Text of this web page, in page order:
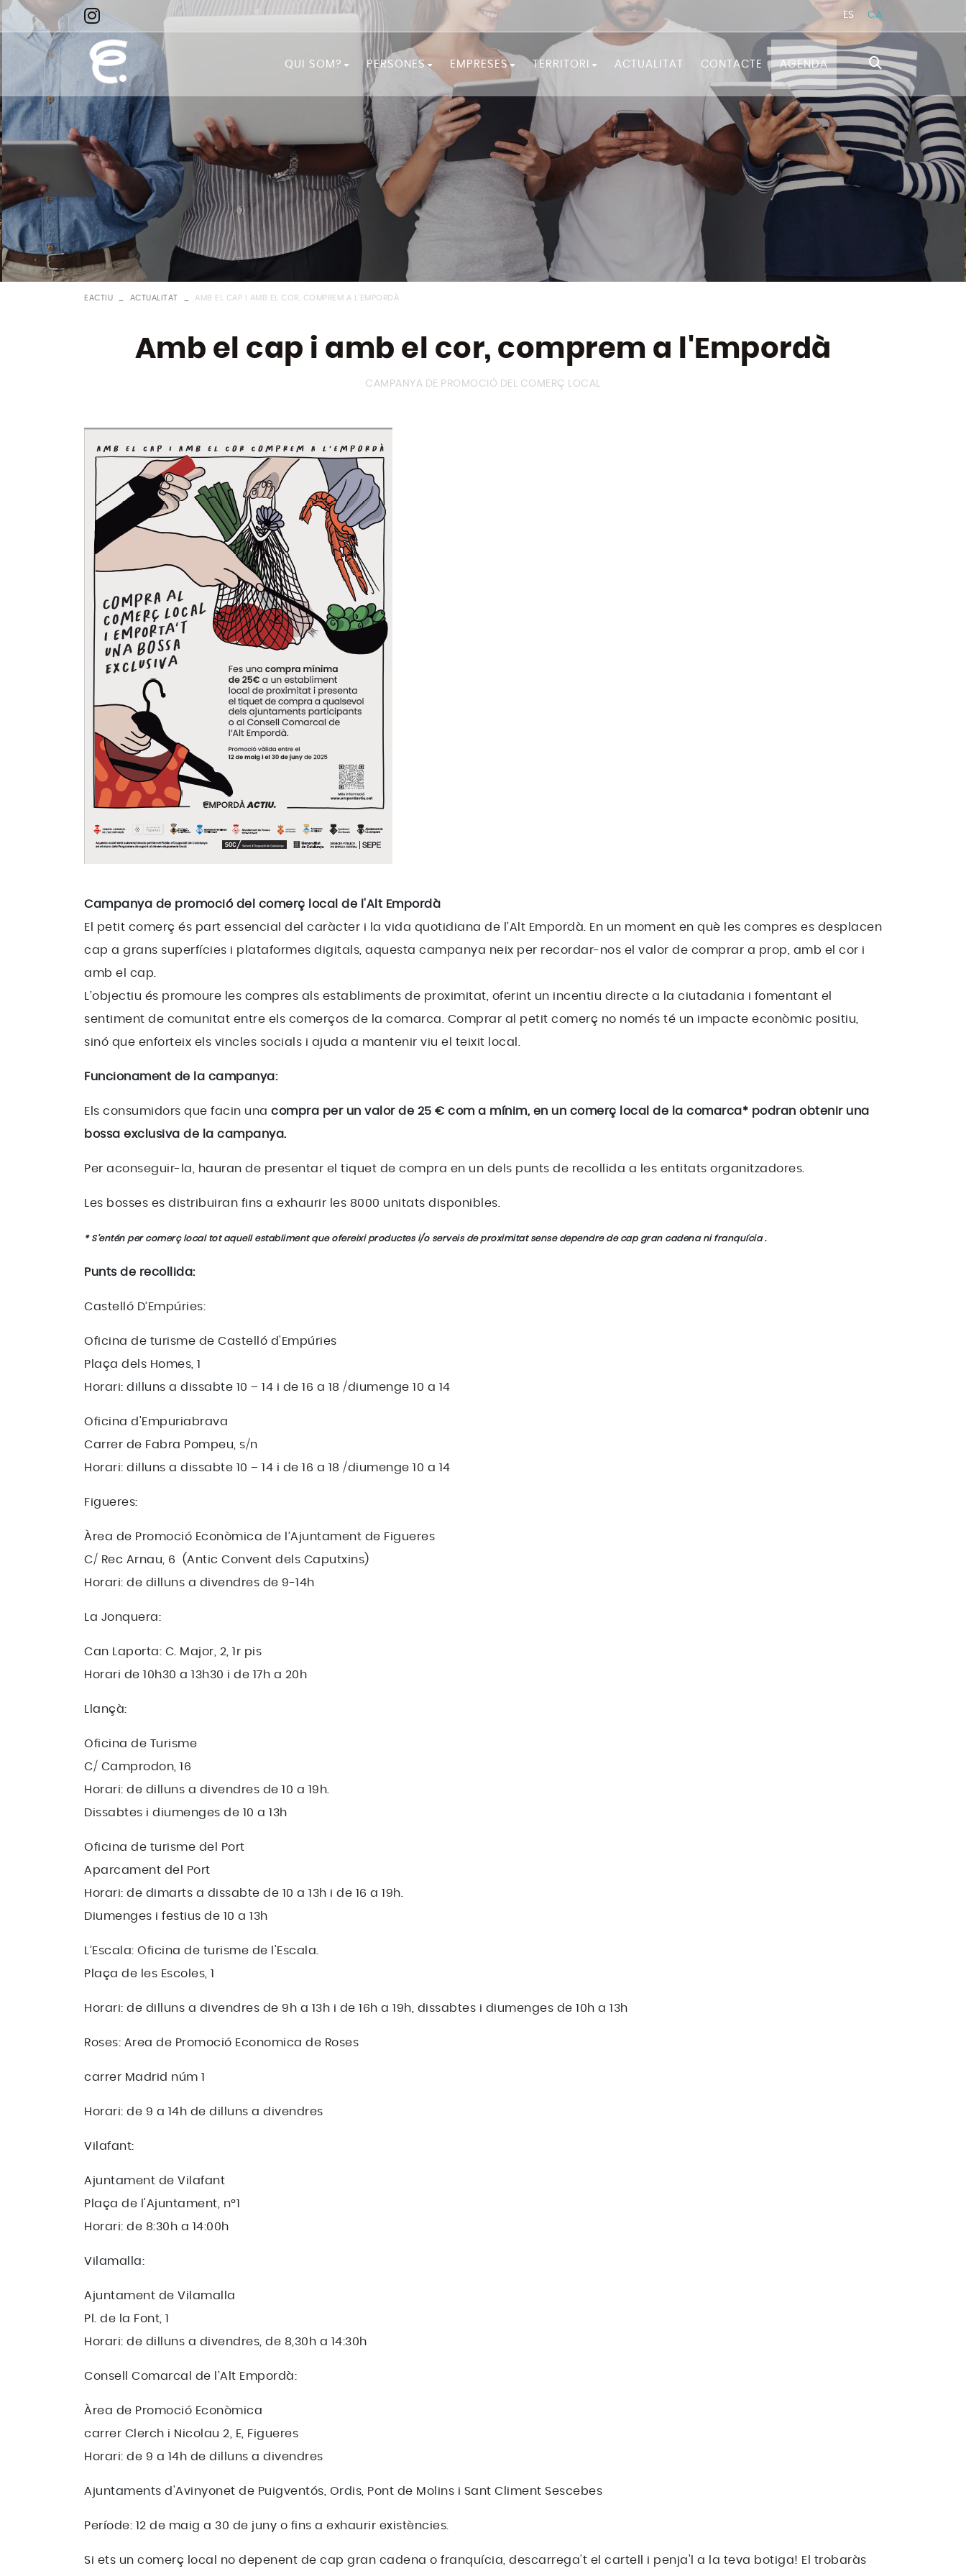
ES CA
QUI SOM?
Missió
PERSONES
FORMA'T!
NECESSITES ORIENTACIÓ?
BUSQUES FEINA?
RECURSOS I CONSELLS
PROGRAMES D'OCUPACIÓ I
DESENVOLUPAMENT LOCAL
EMPRESES
SERVEIS A LES EMPRESES
EMPRENEDORIA
NECESSITES PERSONAL?
IGUALTAT I FEMINISME
TERRITORI
OBSERVATORI
DOCUMENTACIÓ ESTRATÈGICA
ACTUALITAT CONTACTE AGENDA
EACTIU ACTUALITAT AMB EL CAP I AMB EL COR, COMPREM A L'EMPORDÀ
Amb el cap i amb el cor, comprem a l'Empordà
CAMPANYA DE PROMOCIÓ DEL COMERÇ LOCAL
Campanya de promoció del comerç local de l'Alt Empordà
El petit comerç és part essencial del caràcter i la vida quotidiana de l’Alt Empordà. En un moment en què les compres es desplacen
cap a grans superfícies i plataformes digitals, aquesta campanya neix per recordar-nos el valor de comprar a prop, amb el cor i
amb el cap.
L’objectiu és promoure les compres als establiments de proximitat, oferint un incentiu directe a la ciutadania i fomentant el
sentiment de comunitat entre els comerços de la comarca. Comprar al petit comerç no només té un impacte econòmic positiu,
sinó que enforteix els vincles socials i ajuda a mantenir viu el teixit local.
Funcionament de la campanya:
Els consumidors que facin una compra per un valor de 25 € com a mínim, en un comerç local de la comarca* podran obtenir una
bossa exclusiva de la campanya.
Per aconseguir-la, hauran de presentar el tiquet de compra en un dels punts de recollida a les entitats organitzadores.
Les bosses es distribuiran fins a exhaurir les 8000 unitats disponibles.
* S’entén per comerç local tot aquell establiment que ofereixi productes i/o serveis de proximitat sense dependre de cap gran cadena ni franquícia .
Punts de recollida:
Castelló D’Empúries:
Oficina de turisme de Castelló d'Empúries
Plaça dels Homes, 1
Horari: dilluns a dissabte 10 – 14 i de 16 a 18 /diumenge 10 a 14
Oficina d'Empuriabrava
Carrer de Fabra Pompeu, s/n
Horari: dilluns a dissabte 10 – 14 i de 16 a 18 /diumenge 10 a 14
Figueres:
Àrea de Promoció Econòmica de l’Ajuntament de Figueres
C/ Rec Arnau, 6 (Antic Convent dels Caputxins)
Horari: de dilluns a divendres de 9-14h
La Jonquera:
Can Laporta: C. Major, 2, 1r pis
Horari de 10h30 a 13h30 i de 17h a 20h
Llançà:
Oficina de Turisme
C/ Camprodon, 16
Horari: de dilluns a divendres de 10 a 19h.
Dissabtes i diumenges de 10 a 13h
Oficina de turisme del Port
Aparcament del Port
Horari: de dimarts a dissabte de 10 a 13h i de 16 a 19h.
Diumenges i festius de 10 a 13h
L’Escala: Oficina de turisme de l'Escala.
Plaça de les Escoles, 1
Horari: de dilluns a divendres de 9h a 13h i de 16h a 19h, dissabtes i diumenges de 10h a 13h
Roses: Area de Promoció Economica de Roses
carrer Madrid núm 1
Horari: de 9 a 14h de dilluns a divendres
Vilafant:
Ajuntament de Vilafant
Plaça de l'Ajuntament, nº1
Horari: de 8:30h a 14:00h
Vilamalla:
Ajuntament de Vilamalla
Pl. de la Font, 1
Horari: de dilluns a divendres, de 8,30h a 14:30h
Consell Comarcal de l’Alt Empordà:
Àrea de Promoció Econòmica
carrer Clerch i Nicolau 2, E, Figueres
Horari: de 9 a 14h de dilluns a divendres
Ajuntaments d'Avinyonet de Puigventós, Ordis, Pont de Molins i Sant Climent Sescebes
Període: 12 de maig a 30 de juny o fins a exhaurir existències.
Si ets un comerç local no depenent de cap gran cadena o franquícia, descarrega't el cartell i penja'l a la teva botiga! El trobaràs